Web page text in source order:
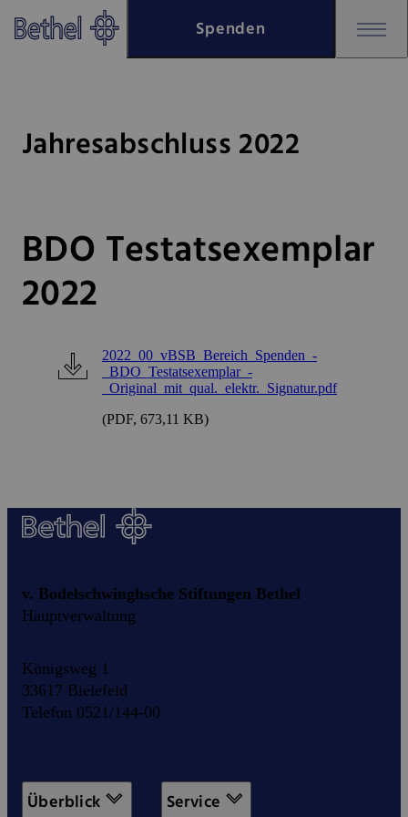
Zum Hauptinhalt springen
Zur Fußzeile springen
Spenden
Jahresabschluss 2022
BDO Testatsexemplar
2022
2022_00_vBSB_Bereich_Spenden_-
_BDO_Testatsexemplar_-
_Original_mit_qual._elektr._Signatur.pdf
(PDF, 673,11 KB)
v. Bodelschwinghsche Stiftungen Bethel
Hauptverwaltung
Königsweg 1
33617 Bielefeld
Telefon 0521/144-00
Überblick Service